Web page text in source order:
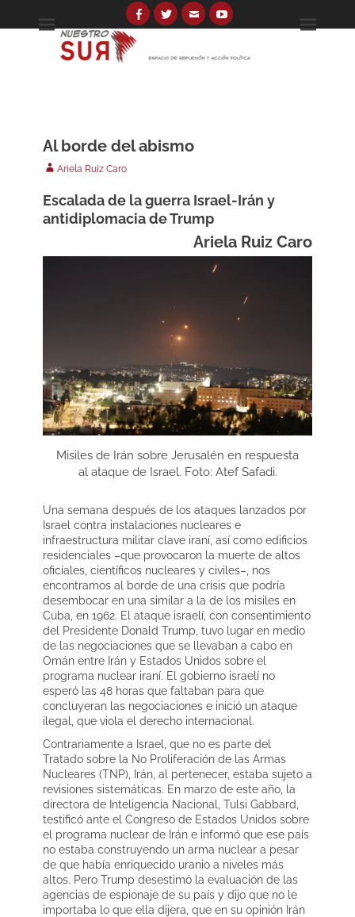
Facebook
TwitterEmailYouTube
Espacio de reflexión y acción política
Al borde del abismo
Author
Ariela Ruiz Caro
Escalada de la guerra Israel-Irán y
antidiplomacia de Trump
Ariela Ruiz Caro
Misiles de Irán sobre Jerusalén en respuesta
al ataque de Israel. Foto: Atef Safadi.
Una semana después de los ataques lanzados por
Israel contra instalaciones nucleares e
infraestructura militar clave iraní, así como edificios
residenciales –que provocaron la muerte de altos
oficiales, científicos nucleares y civiles–, nos
encontramos al borde de una crisis que podría
desembocar en una similar a la de los misiles en
Cuba, en 1962. El ataque israelí, con consentimiento
del Presidente Donald Trump, tuvo lugar en medio
de las negociaciones que se llevaban a cabo en
Omán entre Irán y Estados Unidos sobre el
programa nuclear iraní. El gobierno israelí no
esperó las 48 horas que faltaban para que
concluyeran las negociaciones e inició un ataque
ilegal, que viola el derecho internacional.
Contrariamente a Israel, que no es parte del
Tratado sobre la No Proliferación de las Armas
Nucleares (TNP), Irán, al pertenecer, estaba sujeto a
revisiones sistemáticas. En marzo de este año, la
directora de Inteligencia Nacional, Tulsi Gabbard,
testificó ante el Congreso de Estados Unidos sobre
el programa nuclear de Irán e informó que ese país
no estaba construyendo un arma nuclear a pesar
de que había enriquecido uranio a niveles más
altos. Pero Trump desestimó la evaluación de las
agencias de espionaje de su país y dijo que no le
importaba lo que ella dijera, que en su opinión Irán